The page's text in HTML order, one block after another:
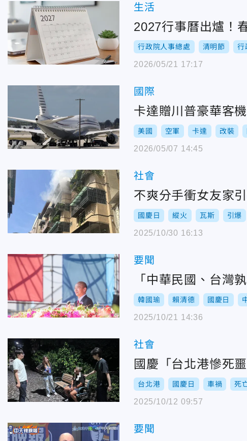
生活
2027行事曆出爐！
行政院人事總處 清明節 行
2026/05/21 17:17
國際
卡達贈川普豪華客
美國 空軍 卡達 改裝
2026/05/07 14:45
社會
不爽分手衝女友家
國慶日 縱火 瓦斯 引爆
2025/10/30 16:13
要聞
「中華民國、台灣
韓國瑜 賴清德 國慶日
2025/10/21 14:36
社會
國慶「台北港慘死
台北港 國慶日 車禍 死
2025/10/12 09:57
要聞